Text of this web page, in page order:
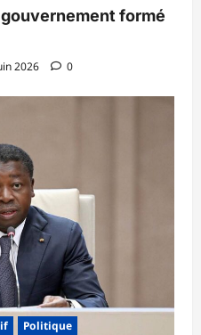
formé
2026 0
Politique